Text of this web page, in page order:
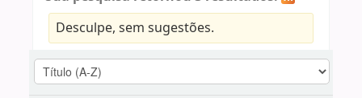
Desculpe, sem sugestões.